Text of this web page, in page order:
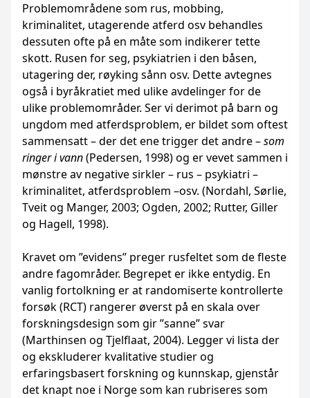
Problemområdene som rus, mobbing,
kriminalitet, utagerende atferd osv behandles
dessuten ofte på en måte som indikerer tette
skott. Rusen for seg, psykiatrien i den båsen,
utagering der, røyking sånn osv. Dette avtegnes
også i byråkratiet med ulike avdelinger for de
ulike problemområder. Ser vi derimot på barn og
ungdom med atferdsproblem, er bildet som oftest
sammensatt – der det ene trigger det andre –som
ringer i vann(Pedersen, 1998) og er vevet sammen i
mønstre av negative sirkler – rus – psykiatri –
kriminalitet, atferdsproblem –osv. (Nordahl, Sørlie,
Tveit og Manger, 2003; Ogden, 2002; Rutter, Giller
og Hagell, 1998).
Kravet om ”evidens” preger rusfeltet som de fleste
andre fagområder. Begrepet er ikke entydig. En
vanlig fortolkning er at randomiserte kontrollerte
forsøk (RCT) rangerer øverst på en skala over
forskningsdesign som gir ”sanne” svar
(Marthinsen og Tjelflaat, 2004). Legger vi lista der
og ekskluderer kvalitative studier og
erfaringsbasert forskning og kunnskap, gjenstår
det knapt noe i Norge som kan rubriseres som